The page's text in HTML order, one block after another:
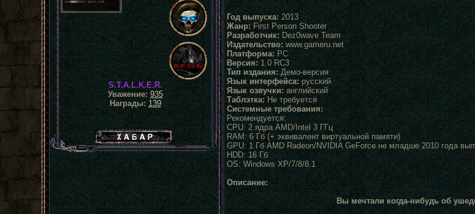
Год выпуска:2013
Жанр:First Person Shooter
Разработчик: Dez0wave Team
Издательство:www.gameru.net
Платформа:PC
Версия: 1.0 RC3
Тип издания: Демо-версия
Язык интерфейса:русский
Язык озвучки:английский
Таблэтка:Не требуется
Системные требования:
Рекомендуется:
CPU: 2 ядра AMD/Intel 3 ГГц
RAM: 6 Гб (+ эквивалент виртуальной памяти)
GPU: 1 Гб AMD Radeon/NVIDIA GeForce не младше 2010 года
HDD: 16 Гб
OS: Windows XP/7/8/8.1
Описание:
Вы мечтали когда-нибудь об
S.T.A.L.K.E.R.
Уважение:935
Награды: 139
Хабар сталкера